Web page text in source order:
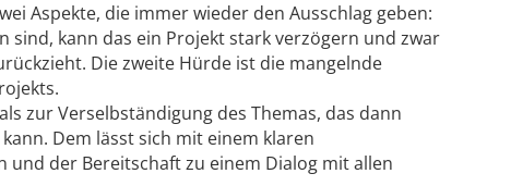
Aspekte, die immer wieder den Ausschlag geben:
kann das ein Projekt stark verzögern und zwar
Die zweite Hürde ist die mangelnde
zur Verselbständigung des Themas, das dann
Dem lässt sich mit einem klaren
der Bereitschaft zu einem Dialog mit allen